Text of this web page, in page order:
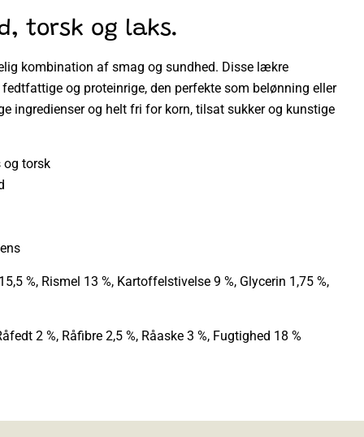
torsk og laks.
kombination af smag og sundhed. Disse lækre
og proteinrige, den perfekte som belønning eller
ingredienser og helt fri for korn, tilsat sukker og kunstige
og torsk
%, Rismel 13 %, Kartoffelstivelse 9 %, Glycerin 1,75 %,
2 %, Råfibre 2,5 %, Råaske 3 %, Fugtighed 18 %